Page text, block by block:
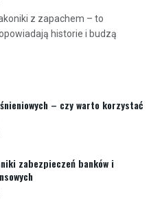
z zapachem – to
historie i budzą
– czy warto korzystać
zabezpieczeń banków i